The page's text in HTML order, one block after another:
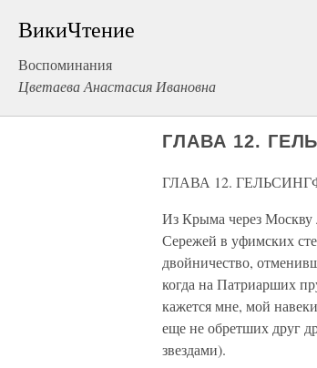
ВикиЧтение
Воспоминания
Цветаева Анастасия Ивановна
ГЛАВА 12.
ГЛАВА 12.
Из Крыма через
Сережей в уфимских
двойничество,
когда на Патриарших
кажется мне, мой
еще не обретших друг
звездами).